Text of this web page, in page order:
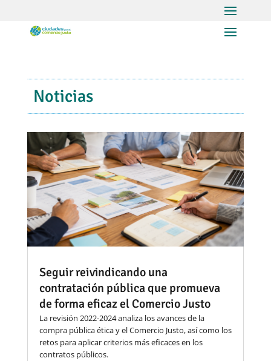
Noticias
Seguir reivindicando una
contratación pública que promueva
de forma eficaz el Comercio Justo
La revisión 2022-2024 analiza los avances de la
compra pública ética y el Comercio Justo, así como los
retos para aplicar criterios más eficaces en los
contratos públicos.